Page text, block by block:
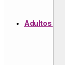
Adultos